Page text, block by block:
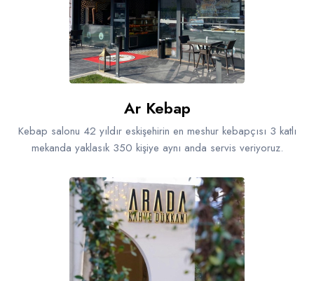
Ar Kebap
Kebap salonu 42 yıldır eskişehirin en meshur kebapçısı 3 katlı
mekanda yaklasık 350 kişiye aynı anda servis veriyoruz.